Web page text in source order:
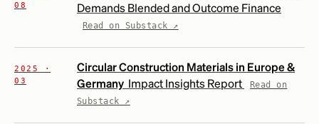
08
Demands Blended and Outcome Finance
Read on Substack ↗
2025 ·
03
Circular Construction Materials in Europe &
Germany Impact Insights Report
Read on
Substack ↗